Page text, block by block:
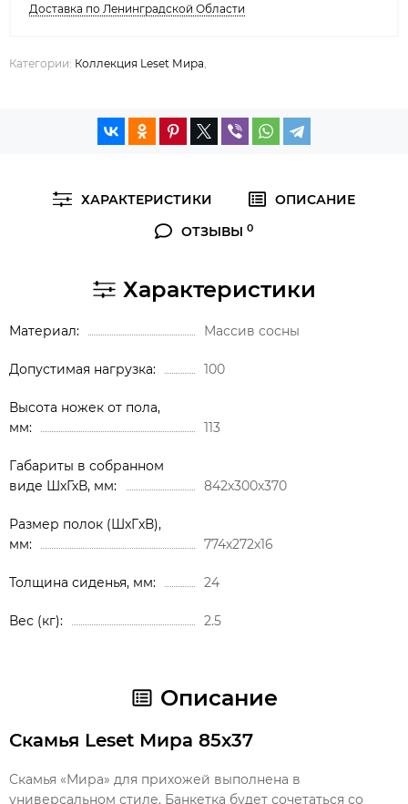
Доставка по Ленинградской Области
Категории: Коллекция Leset Мира
ХАРАКТЕРИСТИКИ
ОПИСАНИЕ
ОТЗЫВЫ 0
Характеристики
Материал Массив сосны
Допустимая нагрузка 100
Высота ножек от пола,
мм
113
Габариты в собранном
виде ШхГхВ, мм
842х300х370
Размер полок (ШxГxВ),
мм
774х272х16
Толщина сиденья, мм 24
Вес (кг) 2.5
Описание
Скамья Leset Мира 85х37
Скамья «Мира» для прихожей выполнена в
универсальном стиле. Банкетка будет сочетаться со